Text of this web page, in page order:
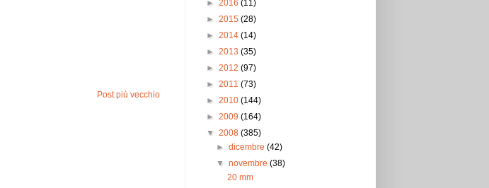
Post più vecchio
► 2016 (11)
► 2015 (28)
► 2014 (14)
► 2013 (35)
► 2012 (97)
► 2011 (73)
► 2010 (144)
► 2009 (164)
▼ 2008 (385)
►dicembre(42)
▼novembre(38)
20 mm